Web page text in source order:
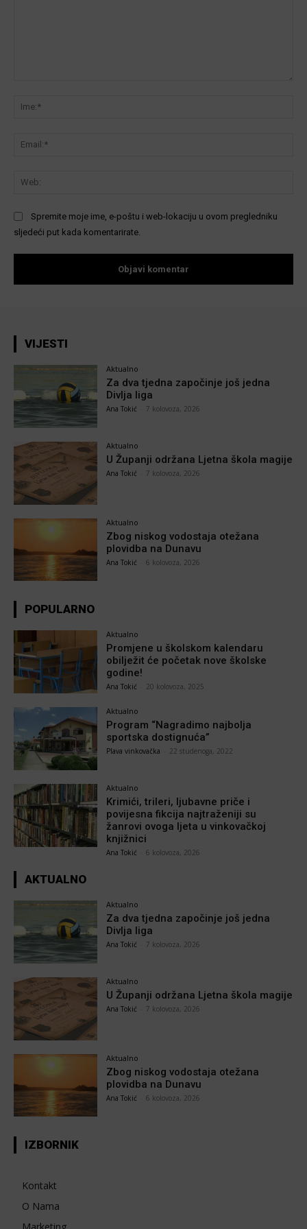
Spremite moje ime, e-poštu i web-lokaciju u ovom pregledniku
sljedeći put kada komentarirate.
VIJESTI
Aktualno
Za dva tjedna započinje još jedna
Divlja liga
Ana Tokić 7 kolovoza, 2026
Aktualno
U Županji održana Ljetna škola magije
Ana Tokić 7 kolovoza, 2026
Aktualno
Zbog niskog vodostaja otežana
plovidba na Dunavu
Ana Tokić 6 kolovoza, 2026
POPULARNO
Aktualno
Promjene u školskom kalendaru
obilježit će početak nove školske
godine!
Ana Tokić 20 kolovoza, 2025
Aktualno
Program “Nagradimo najbolja
sportska dostignuća”
Plava vinkovačka 22 studenoga, 2022
Aktualno
Krimići, trileri, ljubavne priče i
povijesna fikcija najtraženiji su
žanrovi ovoga ljeta u vinkovačkoj
knjižnici
Ana Tokić 6 kolovoza, 2026
AKTUALNO
Aktualno
Za dva tjedna započinje još jedna
Divlja liga
Ana Tokić 7 kolovoza, 2026
Aktualno
U Županji održana Ljetna škola magije
Ana Tokić 7 kolovoza, 2026
Aktualno
Zbog niskog vodostaja otežana
plovidba na Dunavu
Ana Tokić 6 kolovoza, 2026
IZBORNIK
Kontakt
O Nama